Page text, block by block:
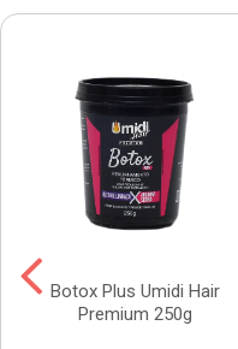
Botox Plus Umidi Hair
Premium 250g